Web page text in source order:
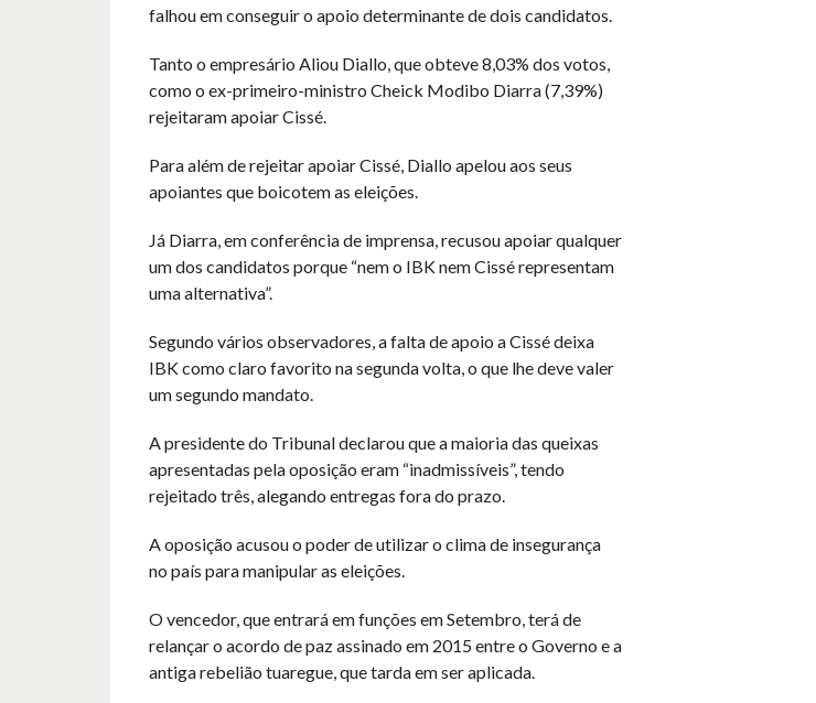
falhou em conseguir o apoio determinante de dois candidatos.
Tanto o empresário Aliou Diallo, que obteve 8,03% dos votos,
como o ex-primeiro-ministro Cheick Modibo Diarra (7,39%)
rejeitaram apoiar Cissé.
Para além de rejeitar apoiar Cissé, Diallo apelou aos seus
apoiantes que boicotem as eleições.
Já Diarra, em conferência de imprensa, recusou apoiar qualquer
um dos candidatos porque “nem o IBK nem Cissé representam
uma alternativa”.
Segundo vários observadores, a falta de apoio a Cissé deixa
IBK como claro favorito na segunda volta, o que lhe deve valer
um segundo mandato.
A presidente do Tribunal declarou que a maioria das queixas
apresentadas pela oposição eram “inadmissíveis”, tendo
rejeitado três, alegando entregas fora do prazo.
A oposição acusou o poder de utilizar o clima de insegurança
no país para manipular as eleições.
O vencedor, que entrará em funções em Setembro, terá de
relançar o acordo de paz assinado em 2015 entre o Governo e a
antiga rebelião tuaregue, que tarda em ser aplicada.